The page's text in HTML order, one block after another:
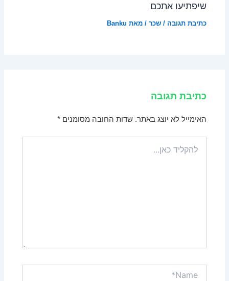
שיפתיעו אתכם
כתיבת תגובה /שכר / מאת Banku
כתיבת תגובה
האימייל לא יוצג באתר. שדות החובה מסומנים*
כאן...